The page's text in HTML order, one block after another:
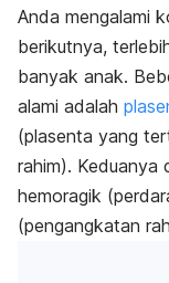
Anda mengalami
berikutnya,
banyak anak.
alami adalah
(plasenta yang
rahim). Keduanya
hemoragik
(pengangkatan